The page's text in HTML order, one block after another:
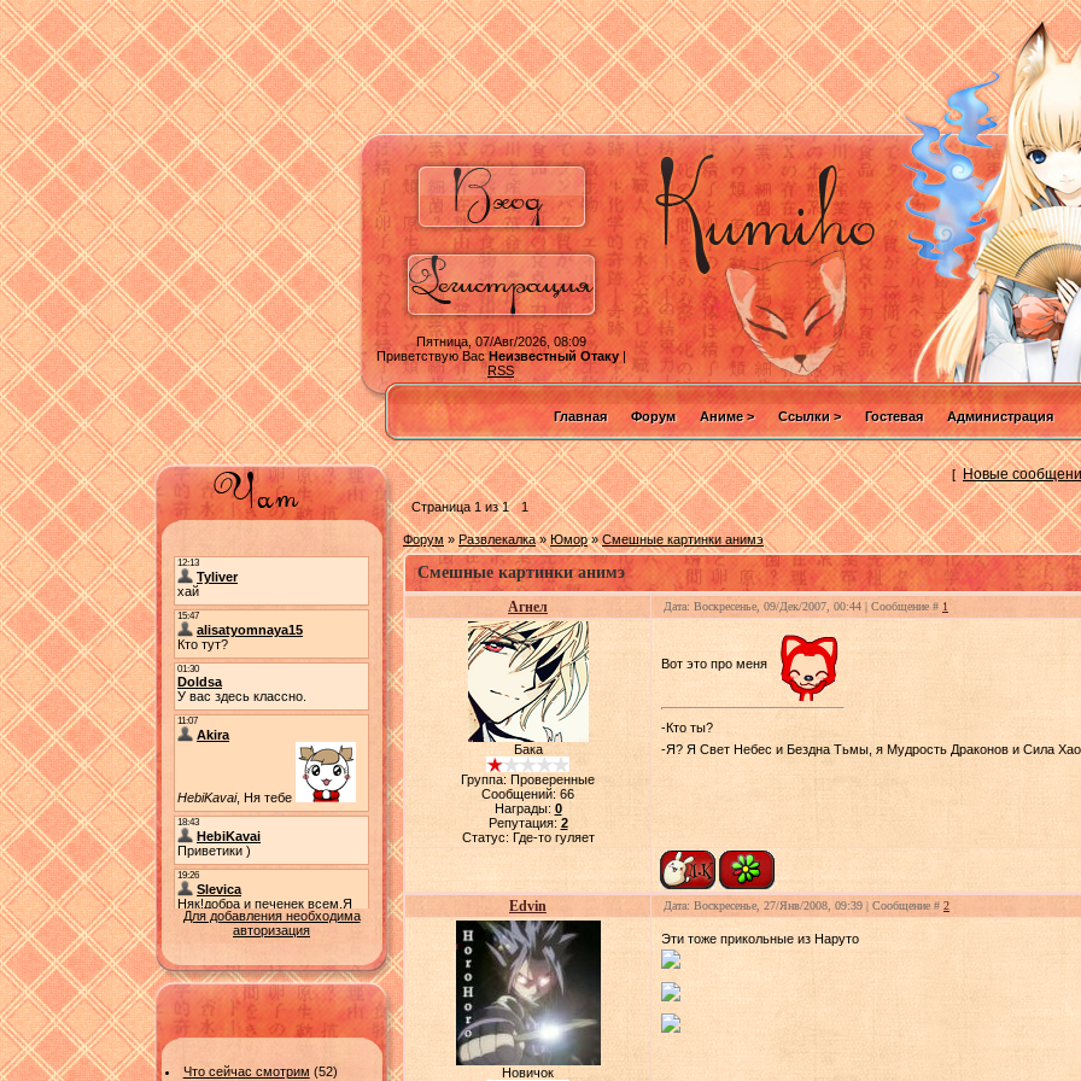
Пятница, 07/Авг/2026, 08:09
Приветствую ВасНеизвестный Отаку|
RSS
Главная Форум Аниме > Ссылки > Гостевая Администрация
Для добавления необходима
авторизация
Что сейчас смотрим (52)
[ Новые
Страница1 из1 1
Форум » Развлекалка » Юмор » Смешные картинки анимэ
Смешные картинки анимэ
Агнел Дата: Воскресенье, 09/Дек/2007, 00:44 | Сообщение # 1
Бака
Группа: Проверенные
Сообщений: 66
Награды: 0
Репутация: 2
Статус: Где-то гуляет
Вот это про меня
-Кто ты?
-Я? Я Свет Небес и Бездна Тьмы, я Мудрость Драконов и Сила
Edvin Дата: Воскресенье, 27/Янв/2008, 09:39 | Сообщение # 2
Новичок
Эти тоже прикольные из Наруто